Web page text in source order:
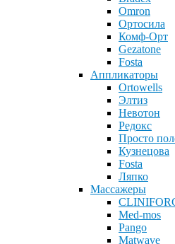
Omron
Ортосила
Комф-Орт
Gezatone
Fosta
Аппликаторы
Ortowells
Элтиз
Невотон
Редокс
Просто
Кузнецова
Fosta
Ляпко
Массажеры
Med-mos
Pango
Matwave